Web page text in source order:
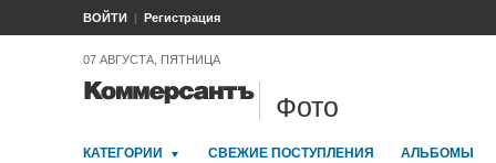
ВОЙТИ Регистрация
07 АВГУСТА, ПЯТНИЦА
Фото
КАТЕГОРИИ СВЕЖИЕ ПОСТУПЛЕНИЯ АЛЬБОМЫ